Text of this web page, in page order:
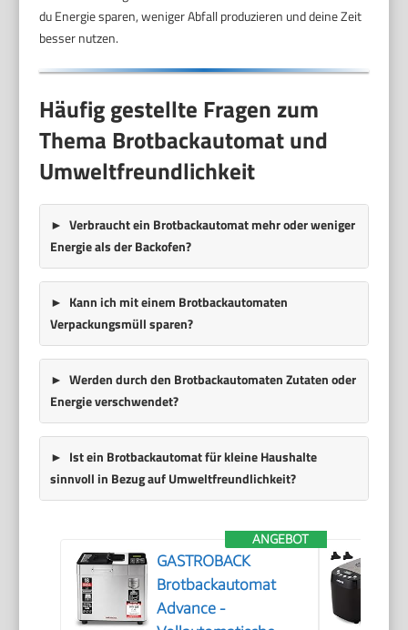
du Energie sparen, weniger Abfall produzieren und deine Zeit
besser nutzen.
Häufig gestellte Fragen zum
Thema Brotbackautomat und
Umweltfreundlichkeit
Verbraucht ein Brotbackautomat mehr oder weniger
Energie als der Backofen?
Kann ich mit einem Brotbackautomaten
Verpackungsmüll sparen?
Werden durch den Brotbackautomaten Zutaten oder
Energie verschwendet?
Ist ein Brotbackautomat für kleine Haushalte
sinnvoll in Bezug auf Umweltfreundlichkeit?
ANGEBOT
GASTROBACK
Brotbackautomat
Advance -